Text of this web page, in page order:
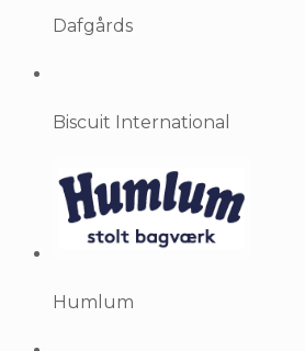
Dafgårds
Biscuit International
Humlum